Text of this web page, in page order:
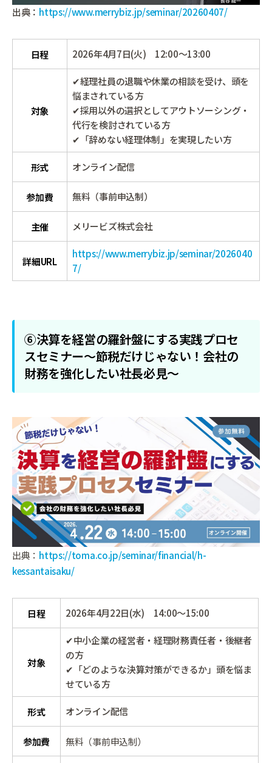
出典： https://www.merrybiz.jp/seminar/20260407/
日程 2026年4月7日(火) 12:00～13:00
対象
✔経理社員の退職や休業の相談を受け、頭を
悩まされている方
✔採用以外の選択としてアウトソーシング・
代行を検討されている方
✔「辞めない経理体制」を実現したい方
形式 オンライン配信
参加費 無料（事前申込制）
主催 メリービズ株式会社
詳細URL
https://www.merrybiz.jp/seminar/2026040
7/
⑥決算を経営の羅針盤にする実践プロセ
スセミナー～節税だけじゃない！会社の
財務を強化したい社長必見～
出典： https://toma.co.jp/seminar/financial/h-
kessantaisaku/
日程 2026年4月22日(水) 14:00～15:00
対象
✔中小企業の経営者・経理財務責任者・後継者
の方
✔「どのような決算対策ができるか」頭を悩ま
せている方
形式 オンライン配信
参加費 無料（事前申込制）